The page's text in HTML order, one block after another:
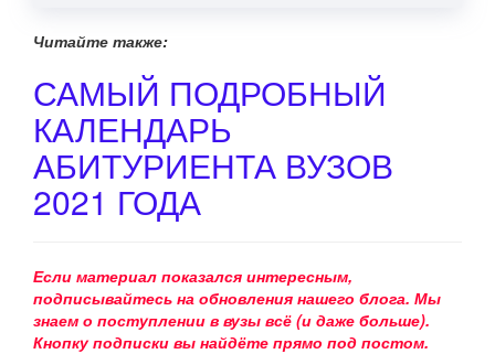
Читайте также:
САМЫЙ ПОДРОБНЫЙ
КАЛЕНДАРЬ
АБИТУРИЕНТА ВУЗОВ
2021 ГОДА
Если материал показался интересным,
подписывайтесь на обновления нашего блога. Мы
знаем о поступлении в вузы всё (и даже больше).
Кнопку подписки вы найдёте прямо под постом.